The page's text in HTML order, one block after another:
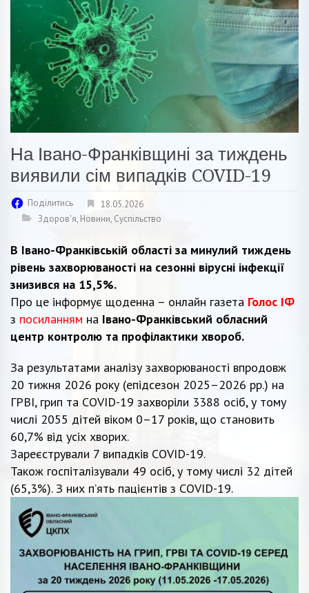
На Івано-Франківщині за тиждень
виявили сім випадків COVID-19
Поділитись
18.05.2026
Здоров'я, Новини, Суспільство
В Івано-Франківській області за минулий тиждень
рівень захворюваності на сезонні вірусні інфекції
знизився на 15,5%.
Про це інформує щоденна – онлайн газета Голос ІФ
з посиланням на Івано-Франківський обласний
центр контролю та профілактики хвороб.
За результатами аналізу захворюваності впродовж
20 тижня 2026 року (епідсезон 2025–2026 рр.) на
ГРВІ, грип та COVID-19 захворіли 3388 осіб, у тому
числі 2055 дітей віком 0–17 років, що становить
60,7% від усіх хворих.
Зареєстрували 7 випадків COVID-19.
Також госпіталізували 49 осіб, у тому числі 32 дітей
(65,3%). З них п’ять пацієнтів з COVID-19.